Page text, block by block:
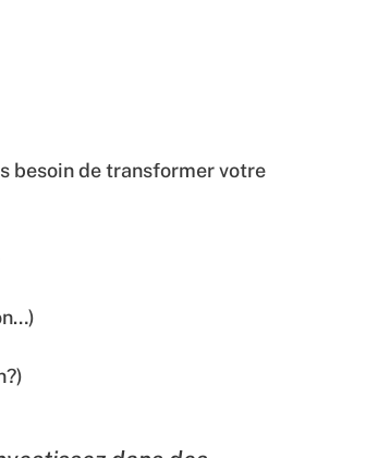
besoin de transformer votre